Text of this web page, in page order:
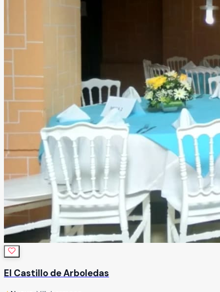
El Castillo de Arboledas